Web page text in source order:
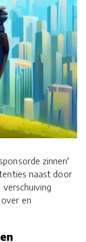
zinnen'
naast door
verschuiving
en